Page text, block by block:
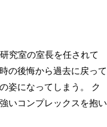
究室の室長を任されて
の後悔から過去に戻って
姿になってしまう。 ク
いコンプレックスを抱い